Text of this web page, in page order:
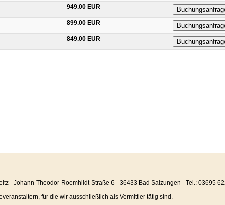
949.00 EUR
899.00 EUR
849.00 EUR
- Johann-Theodor-Roemhildt-Straße 6 - 36433 Bad Salzungen - Tel.: 03695
für die wir ausschließlich als Vermittler tätig sind.